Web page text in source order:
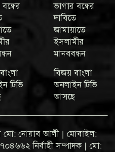
টিভি
ভাগার বন্ধের
দাবিতে
জামায়াতে
ইসলামীর
মানববন্ধন
বিজয় বাংলা
অনলাইন টিভি
আসছে
মো: নোয়াব আলী | মোবাইল:
নির্বাহী সম্পাদক | মো: